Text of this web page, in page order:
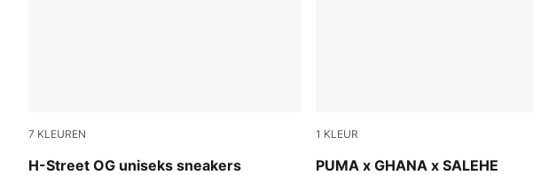
7 KLEUREN
H-Street OG uniseks sneakers
Poison Pink-PUMA Silver
1 KLEUR
PUMA x GHANA x SALEHE
Lime Smash-Green Fruit